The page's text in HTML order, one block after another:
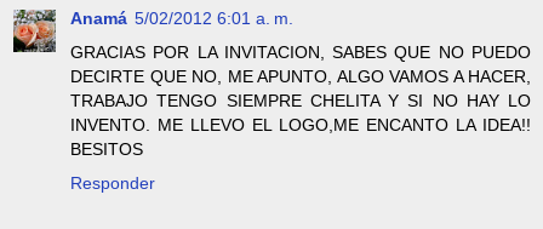
Anamá 5/02/2012 6:01 a. m.
GRACIAS POR LA INVITACION, SABES QUE NO PUEDO
DECIRTE QUE NO, ME APUNTO, ALGO VAMOS A HACER,
TRABAJO TENGO SIEMPRE CHELITA Y SI NO HAY LO
INVENTO. ME LLEVO EL LOGO,ME ENCANTO LA IDEA!!
BESITOS
Responder